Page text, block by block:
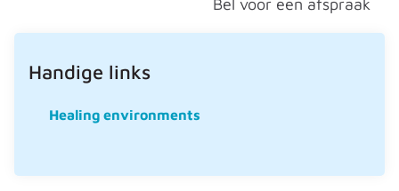
Bel voor een afspraak
Handige links
Healing environments